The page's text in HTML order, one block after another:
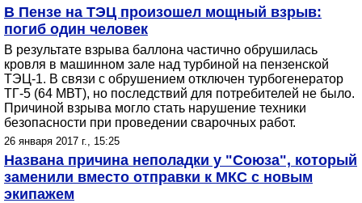
В Пензе на ТЭЦ произошел мощный взрыв:
погиб один человек
В результате взрыва баллона частично обрушилась
кровля в машинном зале над турбиной на пензенской
ТЭЦ-1. В связи с обрушением отключен турбогенератор
ТГ-5 (64 МВТ), но последствий для потребителей не было.
Причиной взрыва могло стать нарушение техники
безопасности при проведении сварочных работ.
26 января 2017 г., 15:25
Названа причина неполадки у "Союза", который
заменили вместо отправки к МКС с новым
экипажем